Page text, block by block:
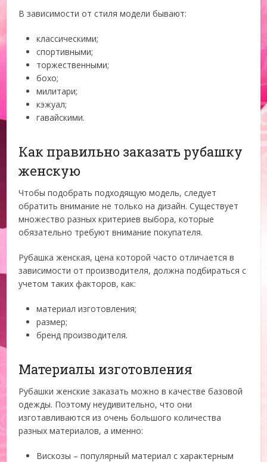
В зависимости от стиля модели бывают:
классическими;
спортивными;
торжественными;
бохо;
милитари;
кэжуал;
гавайскими.
Как правильно заказать рубашку
женскую
Чтобы подобрать подходящую модель, следует
обратить внимание не только на дизайн. Существует
множество разных критериев выбора, которые
обязательно требуют внимание покупателя.
Рубашка женская, цена которой часто отличается в
зависимости от производителя, должна подбираться с
учетом таких факторов, как:
материал изготовления;
размер;
бренд производителя.
Материалы изготовления
Рубашки женские заказать можно в качестве базовой
одежды. Поэтому неудивительно, что они
изготавливаются из очень большого количества
разных материалов, а именно:
Вискозы – популярный материал с характерным